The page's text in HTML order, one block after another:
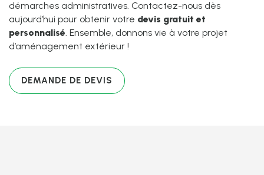
démarches administratives. Contactez-nous dès
aujourd’hui pour obtenir votre devis gratuit et
personnalisé . Ensemble, donnons vie à votre projet
d’aménagement extérieur !
DEMANDE DE DEVIS